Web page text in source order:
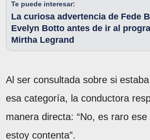
Te puede interesar:
La curiosa advertencia de Fede
Evelyn Botto antes de ir al
Mirtha Legrand
Al ser consultada sobre si
esa categoría, la conductora
manera directa: “No, es raro
estoy contenta”.